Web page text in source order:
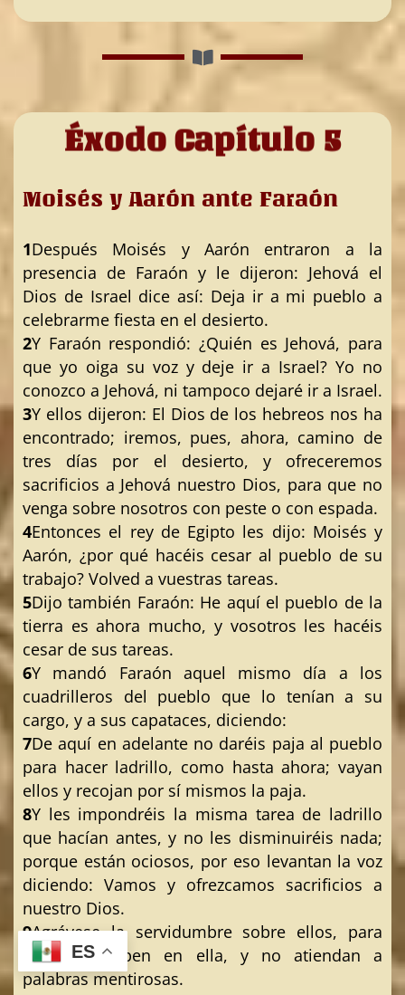
Éxodo Capítulo 5
Moisés y Aarón ante Faraón
1Después Moisés y Aarón entraron a la
presencia de Faraón y le dijeron: Jehová el
Dios de Israel dice así: Deja ir a mi pueblo a
celebrarme fiesta en el desierto.
2Y Faraón respondió: ¿Quién es Jehová, para
que yo oiga su voz y deje ir a Israel? Yo no
conozco a Jehová, ni tampoco dejaré ir a Israel.
3Y ellos dijeron: El Dios de los hebreos nos ha
encontrado; iremos, pues, ahora, camino de
tres días por el desierto, y ofreceremos
sacrificios a Jehová nuestro Dios, para que no
venga sobre nosotros con peste o con espada.
4Entonces el rey de Egipto les dijo: Moisés y
Aarón, ¿por qué hacéis cesar al pueblo de su
trabajo? Volved a vuestras tareas.
5Dijo también Faraón: He aquí el pueblo de la
tierra es ahora mucho, y vosotros les hacéis
cesar de sus tareas.
6Y mandó Faraón aquel mismo día a los
cuadrilleros del pueblo que lo tenían a su
cargo, y a sus capataces, diciendo:
7De aquí en adelante no daréis paja al pueblo
para hacer ladrillo, como hasta ahora; vayan
ellos y recojan por sí mismos la paja.
8Y les impondréis la misma tarea de ladrillo
que hacían antes, y no les disminuiréis nada;
porque están ociosos, por eso levantan la voz
diciendo: Vamos y ofrezcamos sacrificios a
nuestro Dios.
9Agrávese la servidumbre sobre ellos, para
que se ocupen en ella, y no atiendan a
palabras mentirosas.
ES